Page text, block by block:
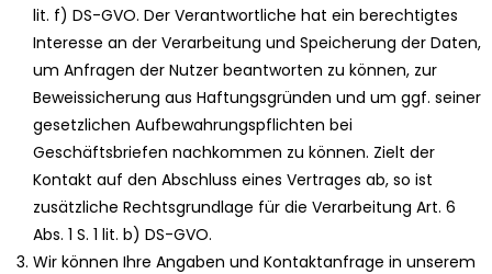
lit. f) DS-GVO. Der Verantwortliche hat ein berechtigtes
Interesse an der Verarbeitung und Speicherung der Daten,
um Anfragen der Nutzer beantworten zu können, zur
Beweissicherung aus Haftungsgründen und um ggf. seiner
gesetzlichen Aufbewahrungspflichten bei
Geschäftsbriefen nachkommen zu können. Zielt der
Kontakt auf den Abschluss eines Vertrages ab, so ist
zusätzliche Rechtsgrundlage für die Verarbeitung Art. 6
Abs. 1 S. 1 lit. b) DS-GVO.
Wir können Ihre Angaben und Kontaktanfrage in unserem